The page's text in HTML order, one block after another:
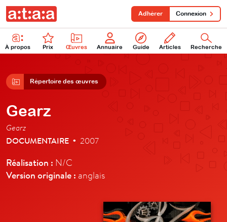
À propos Prix Œuvres Annuaire Guide Articles Recherche
Adhérer Connexion
Répertoire des œuvres
Gearz
Gearz
DOCUMENTAIRE • 2007
Réalisation : N/C
Version originale : anglais